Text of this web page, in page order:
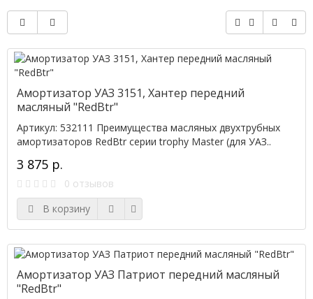
Амортизатор УАЗ 3151, Хантер передний
масляный "RedBtr"
Артикул: 532111 Преимущества масляных двухтрубных
амортизаторов RedBtr серии trophy Master (для УАЗ..
3 875 р.
0 отзывов
В корзину
Амортизатор УАЗ Патриот передний масляный
"RedBtr"